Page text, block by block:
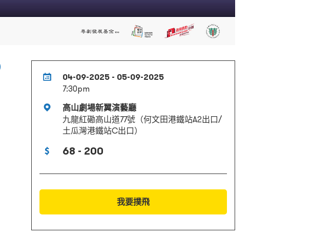
04-09-2025 - 05-09-2025
7:30pm
高山劇場新翼演藝廳
九龍紅磡高山道77號（何文田港鐵站A2出口/
土瓜灣港鐵站C出口）
68 - 200
我要撲飛